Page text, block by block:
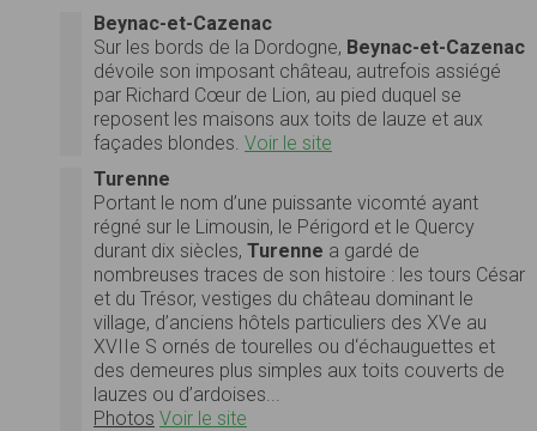
Beynac-et-Cazenac
Sur les bords de la Dordogne, Beynac-et-Cazenac
dévoile son imposant château, autrefois assiégé
par Richard Cœur de Lion, au pied duquel se
reposent les maisons aux toits de lauze et aux
façades blondes. Voir le site
Turenne
Portant le nom d’une puissante vicomté ayant
régné sur le Limousin, le Périgord et le Quercy
durant dix siècles, Turenne a gardé de
nombreuses traces de son histoire : les tours César
et du Trésor, vestiges du château dominant le
village, d’anciens hôtels particuliers des XVe au
XVIIe S ornés de tourelles ou d‘échauguettes et
des demeures plus simples aux toits couverts de
lauzes ou d’ardoises...
Photos Voir le site